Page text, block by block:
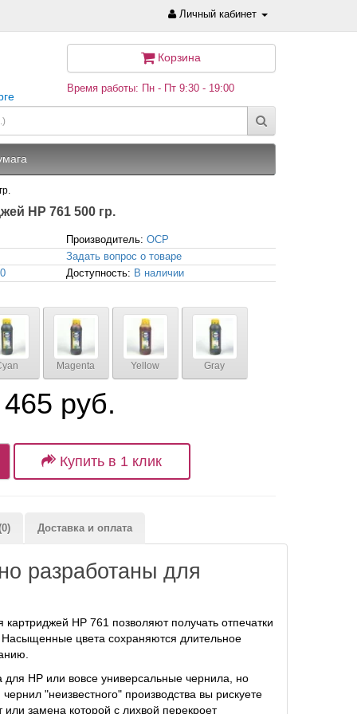
Личный кабинет
Корзина
Время работы: Пн - Пт 9:30 - 19:00
HP 761 500 гр.
Производитель:OCP
Задать вопрос о товаре
Доступность: В наличии
Magenta Yellow Gray
руб.
Купить в 1 клик
Доставка и оплата
разработаны для
HP 761 позволяют получать отпечатки
цвета сохраняются длительное
HP или вовсе универсальные чернила, но
"неизвестного" производства вы рискуете
замена которой с лихвой перекроет